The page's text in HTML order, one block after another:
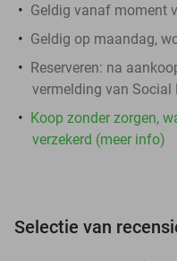
Geldig vanaf moment
Geldig op maandag,
Reserveren: na
vermelding van Social
Koop zonder zorgen,
verzekerd (meer info)
Selectie van